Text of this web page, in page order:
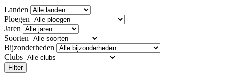
Landen
Ploegen
Jaren
Soorten
Bijzonderheden
Clubs
Filter